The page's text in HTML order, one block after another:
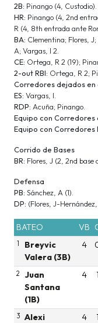
2B: Pinango (4, Custodio).
HR: Pinango (4, 2nd
R (4, 8th entrada ante
BA: Clementina; Flores,
A; Vargas, I 2.
CE: Ortega, R 2 (19);
2-out RBI: Ortega, R 2;
Corredores dejados en
ES: Vargas, I.
RDP: Acuña; Pinango.
Equipo con Corredores
Equipo con Corredores
Corrido de Bases
BR: Flores, J (2, 2nd
Defensa
PB: Sánchez, A (1).
DP: (Flores, J-
BATEO VB
1
Breyvic
Valera (3B)
4
2
Juan
Santana
(1B)
4 1
3 Alexi 4 1